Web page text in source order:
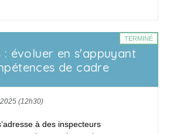
: évoluer en s'appuyant
de cadre
TERMINÉ
(12h30)
à des inspecteurs